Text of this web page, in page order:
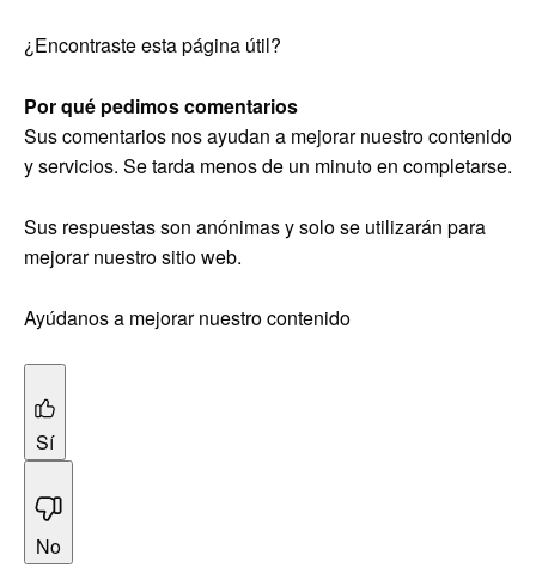
¿Encontraste esta página útil?
Por qué pedimos comentarios
Sus comentarios nos ayudan a mejorar nuestro contenido
y servicios. Se tarda menos de un minuto en completarse.
Sus respuestas son anónimas y solo se utilizarán para
mejorar nuestro sitio web.
Ayúdanos a mejorar nuestro contenido
Sí
No